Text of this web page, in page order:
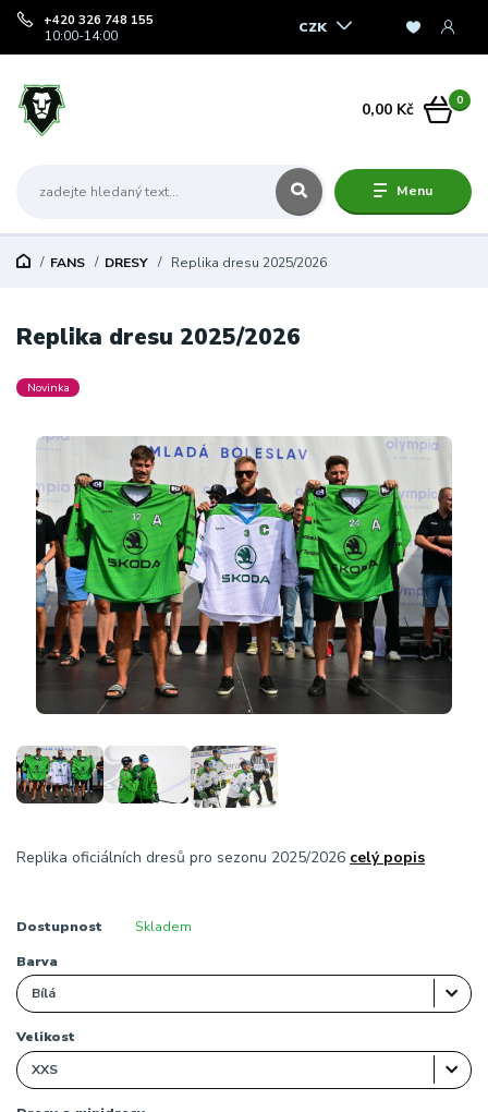
Menu
CZK
+420 326 748 155
10:00-14:00
0
0,00 Kč
FANS DRESY Replika dresu 2025/2026
Replika dresu 2025/2026
Novinka
Replika oficiálních dresů pro sezonu 2025/2026 celý popis
Dostupnost Skladem
Barva
Velikost